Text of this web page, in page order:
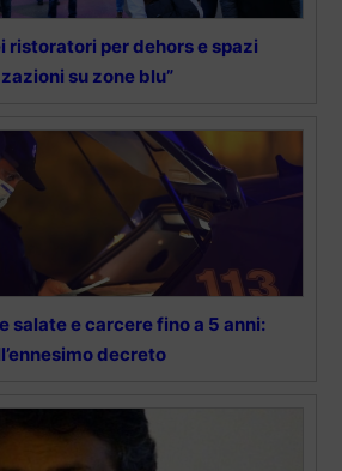
ristoratori per dehors e spazi
su zone blu”
salate e carcere fino a 5 anni:
decreto